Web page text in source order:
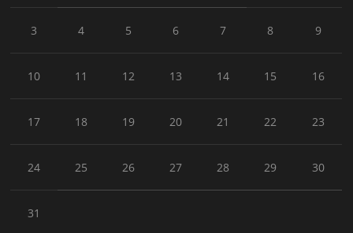
3 4 5 6 7 8 9
10 11 12 13 14 15 16
17 18 19 20 21 22 23
24 25 26 27 28 29 30
31